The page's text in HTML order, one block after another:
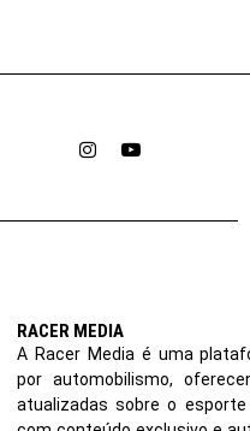
InstagramYouTube
RACER MEDIA
A Racer Media é uma
por automobilismo,
atualizadas sobre o